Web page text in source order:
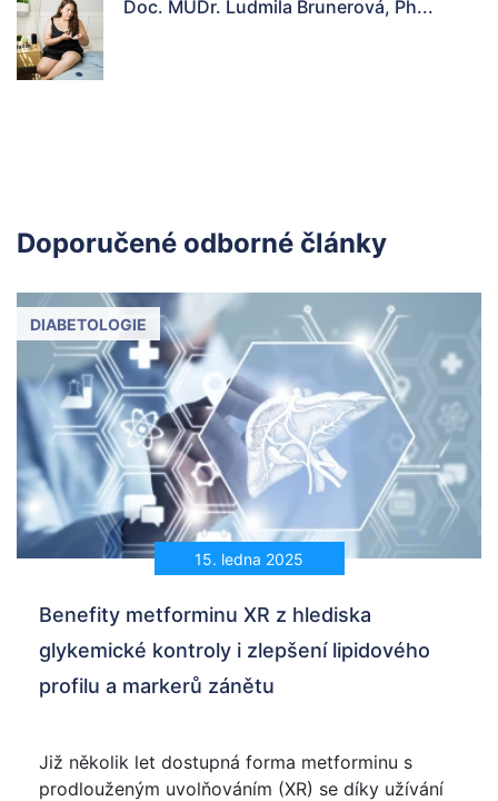
Doc. MUDr. Ludmila Brunerová, Ph...
Doporučené odborné články
15. ledna 2025
DIABETOLOGIE
Benefity metforminu XR z hlediska
glykemické kontroly i zlepšení lipidového
profilu a markerů zánětu
Již několik let dostupná forma metforminu s
prodlouženým uvolňováním (XR) se díky užívání